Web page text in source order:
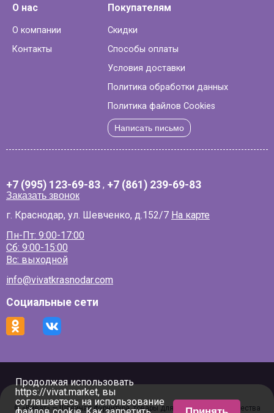
Продолжая использовать
https://vivat.market, вы
соглашаетесь на использование
О нас
О компании
Контакты
Покупателям
Скидки
Способы оплаты
Условия доставки
Политика обработки данных
Политика файлов Cookies
Написать письмо
+7 (995) 123-69-83 , +7 (861) 239-69-83
Заказать звонок
г. Краснодар, ул. Шевченко, д.152/7 На карте
Пн-Пт: 9:00-17:00
Сб: 9:00-15:00
Вс: выходной
info@vivatkrasnodar.com
Социальные сети
© «Виват» — Швейная фурнитура, товары для рукоделия и творчества